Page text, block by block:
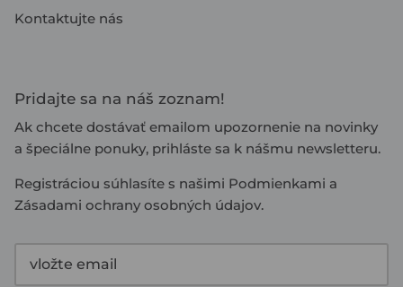
Kontaktujte nás
Pridajte sa na náš zoznam!
Ak chcete dostávať emailom upozornenie na novinky
a špeciálne ponuky, prihláste sa k nášmu newsletteru.
Registráciou súhlasíte s našimi Podmienkami a
Zásadami ochrany osobných údajov.